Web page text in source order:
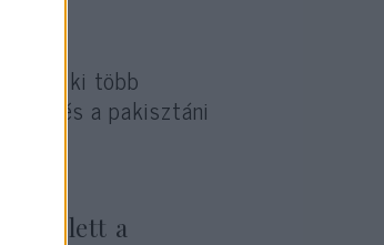
ki több
és a pakisztáni
lett a